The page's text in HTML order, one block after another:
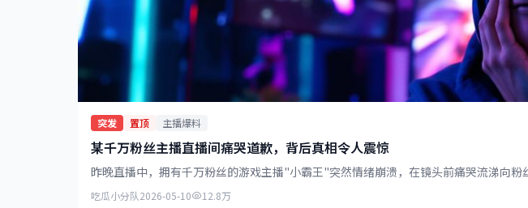
突发 置顶 主播爆料
某千万粉丝主播直播间痛哭道歉，背后真相令人震惊
昨晚直播中，拥有千万粉丝的游戏主播"小霸王"突然情绪崩溃，在镜头前痛哭流涕向粉
吃瓜小分队2026-05-10 12.8万